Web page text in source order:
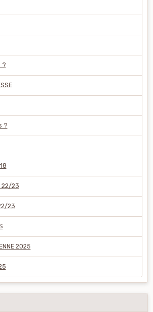
?
?
22/23
23
2025